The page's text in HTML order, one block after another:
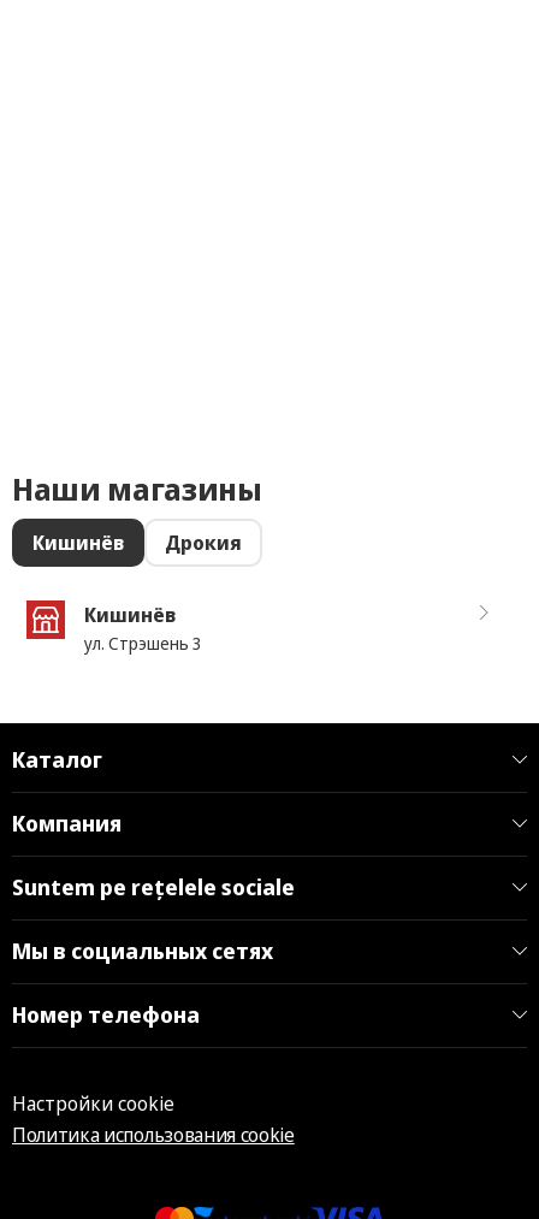
Наши магазины
Кишинёв Дрокия
Кишинёв
ул. Стрэшень 3
Каталог
Компания
Suntem pe rețelele sociale
Мы в социальных сетях
Номер телефона
Настройки cookie
Политика использования cookie